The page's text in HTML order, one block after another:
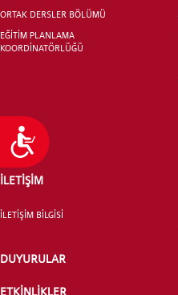
Ulaşılabilirlik
ORTAK DERSLER BÖLÜMÜ
EĞİTİM PLANLAMA
KOORDİNATÖRLÜĞÜ
İLETİŞİM
İLETİŞİM BİLGİSİ
DUYURULAR
ETKİNLİKLER